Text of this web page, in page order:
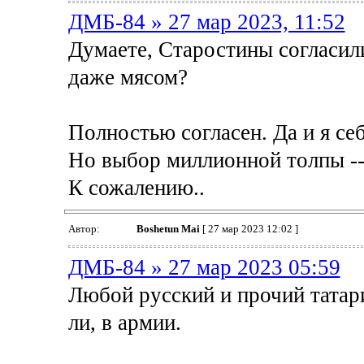
ДМБ-84 » 27 мар 2023, 11:52
Думаете, Старостины
даже мясом?
Полностью согласен. Да и я
Но выбор миллионной толпы --
К сожалению..
Автор: Boshetun Mai[ 27 мар 2023 12:02 ]
ДМБ-84 » 27 мар 2023 05:59
Любой русский и прочий
ли, в армии.